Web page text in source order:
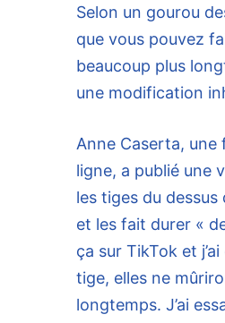
Selon un gourou
que vous pouvez
beaucoup plus
une modification
Anne Caserta, une
ligne, a publié une
les tiges du
et les fait durer «
ça sur TikTok et
tige, elles ne
longtemps. J’ai